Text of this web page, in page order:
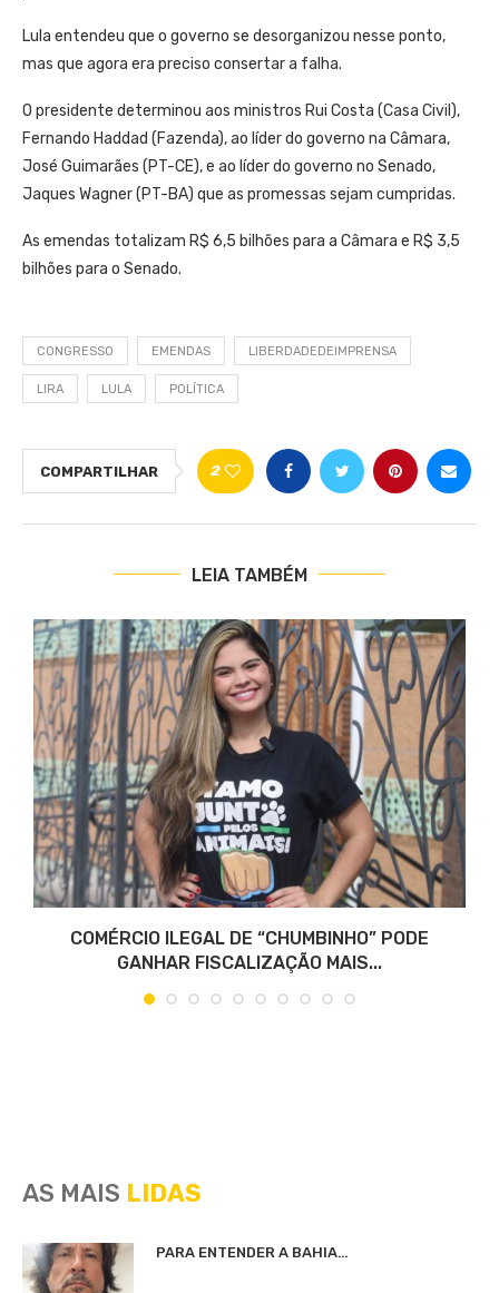
Lula entendeu que o governo se desorganizou nesse ponto,
mas que agora era preciso consertar a falha.
O presidente determinou aos ministros Rui Costa (Casa Civil),
Fernando Haddad (Fazenda), ao líder do governo na Câmara,
José Guimarães (PT-CE), e ao líder do governo no Senado,
Jaques Wagner (PT-BA) que as promessas sejam cumpridas.
As emendas totalizam R$ 6,5 bilhões para a Câmara e R$ 3,5
bilhões para o Senado.
CONGRESSO EMENDAS LIBERDADEDEIMPRENSA
LIRA LULA POLÍTICA
COMPARTILHAR 2
LEIA TAMBÉM
COMÉRCIO ILEGAL DE “CHUMBINHO” PODE
GANHAR FISCALIZAÇÃO MAIS...
AS MAIS LIDAS
PARA ENTENDER A BAHIA…